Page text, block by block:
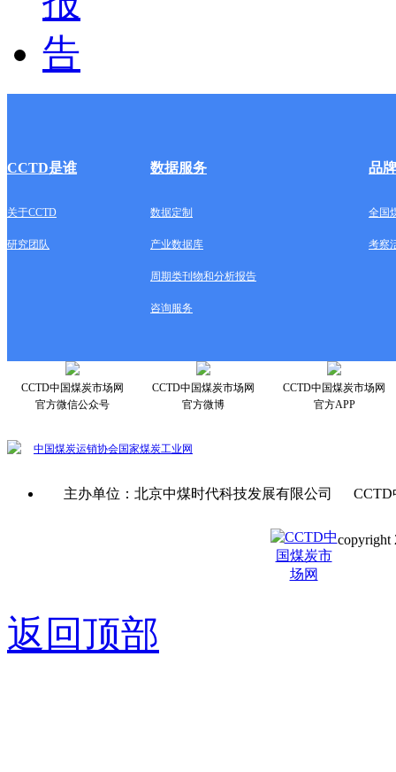
CCTD是谁 数据服务 品
关于CCTD 数据定制 全国
研究团队 产业数据库 考察
周期类刊物和分析报告
咨询服务
CCTD中国煤炭市场网
官方微信公众号
CCTD中国煤炭市场网
官方微博
CCTD中国煤炭市场网
官方APP
中国煤炭运销协会国家煤炭工业网
主办单位：北京中煤时代科技发展有限公司
copyright
返回顶部